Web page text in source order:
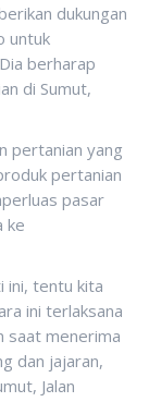
dukungan
untuk
berharap
di Sumut,
pertanian yang
pertanian
pasar
ke
ini, tentu kita
ini terlaksana
saat menerima
dan jajaran,
Jalan